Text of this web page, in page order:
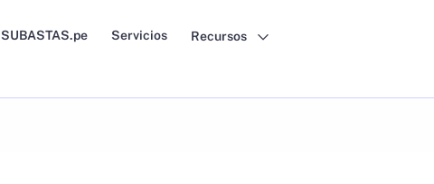
SUBASTAS.pe Servicios Recursos